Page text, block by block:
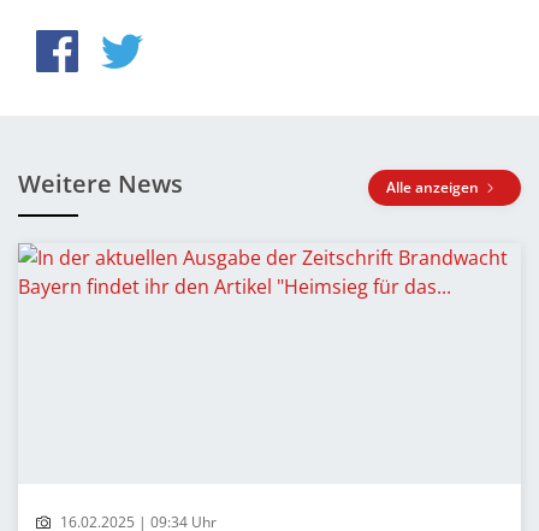
Weitere News Alle anzeigen
16.02.2025 | 09:34 Uhr